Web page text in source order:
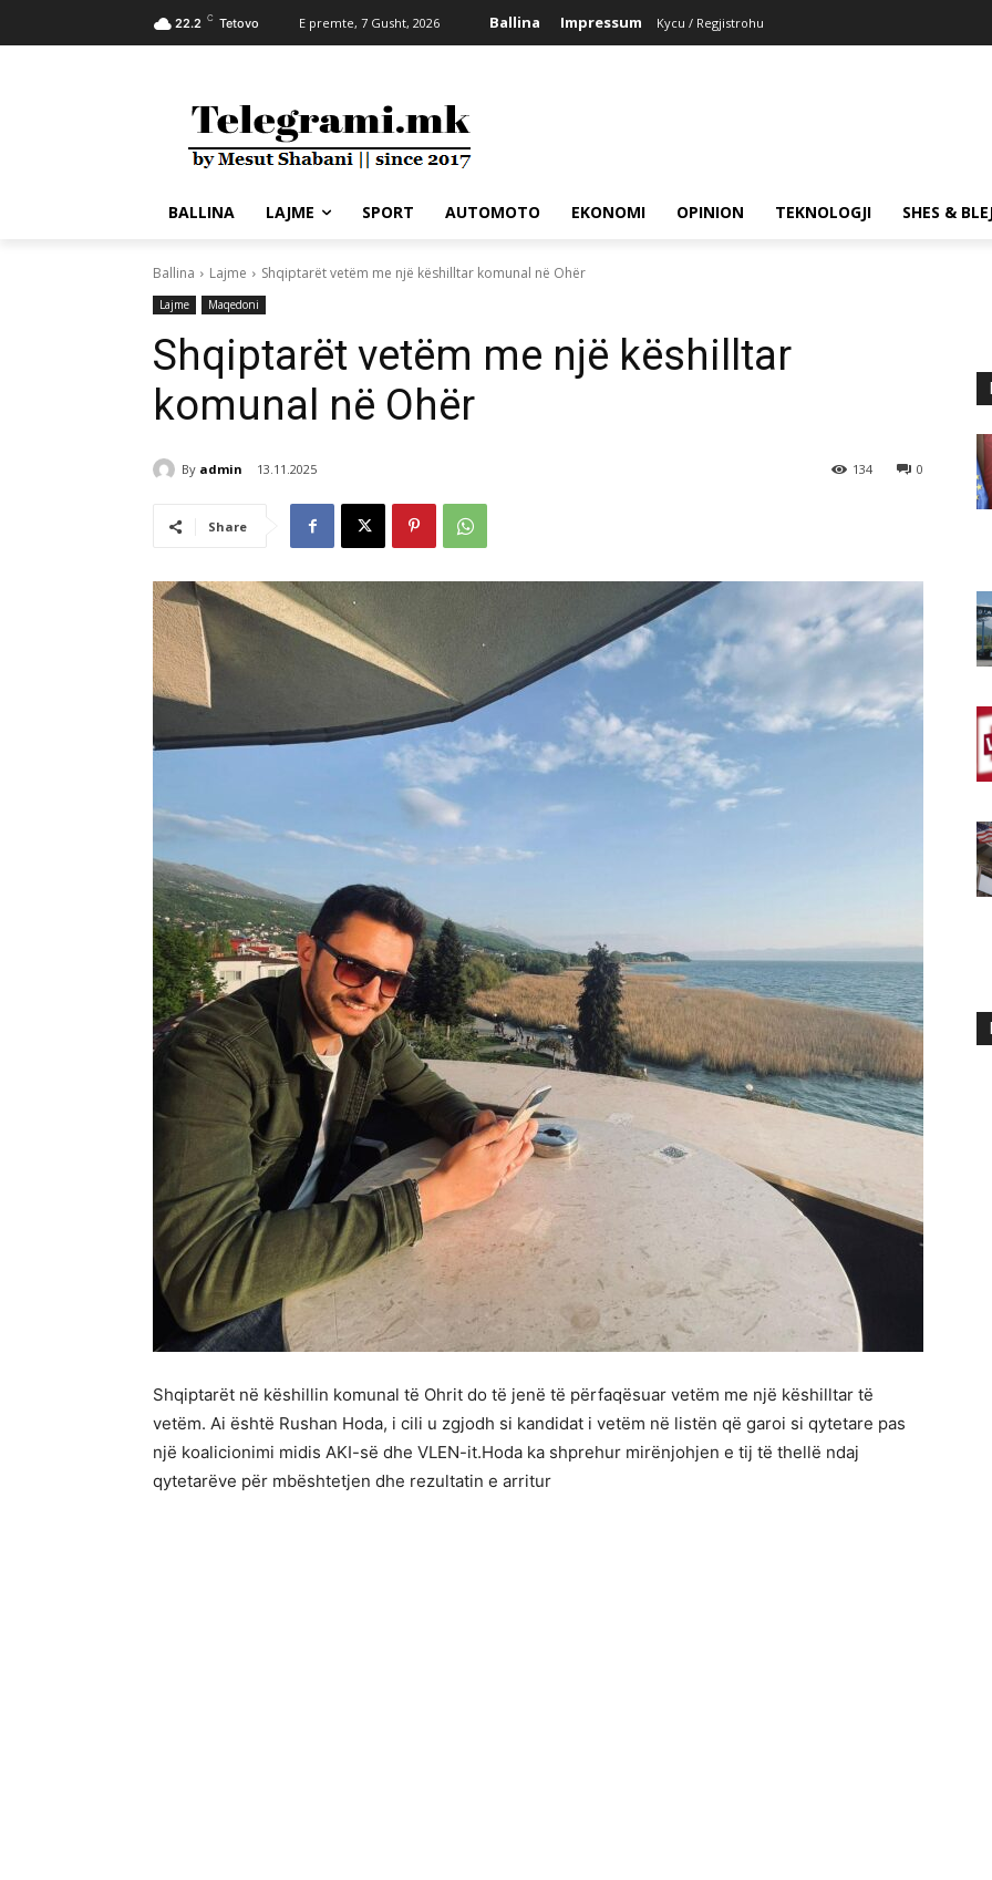
22.2 C Tetovo E premte, 7 Gusht, 2026 Ballina Impressum Kycu / Regjistrohu
BALLINA LAJME SPORT AUTOMOTO EKONOMI OPINION TEKNOLOGJI SHES &
Ballina Lajme Shqiptarët vetëm me një këshilltar komunal në Ohër
Lajme Maqedoni
Shqiptarët vetëm me një këshilltar
komunal në Ohër
By admin 13.11.2025 0
134
Share
Shqiptarët në këshillin komunal të Ohrit do të jenë të përfaqësuar vetëm me një këshilltar të
vetëm. Ai është Rushan Hoda, i cili u zgjodh si kandidat i vetëm në listën që garoi si qytetare pas
një koalicionimi midis AKI-së dhe VLEN-it.Hoda ka shprehur mirënjohjen e tij të thellë ndaj
qytetarëve për mbështetjen dhe rezultatin e arritur